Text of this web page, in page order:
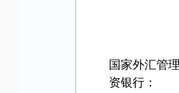
国家外汇管
资银行：